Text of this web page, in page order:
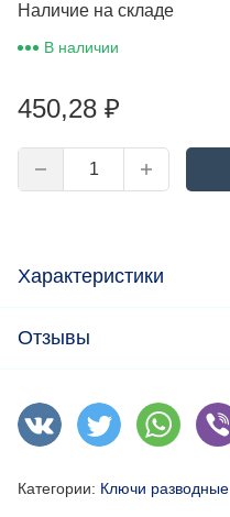
Наличие на складе
В наличии
450,28 ₽
Характеристики
Отзывы
Категории: Ключи разводные